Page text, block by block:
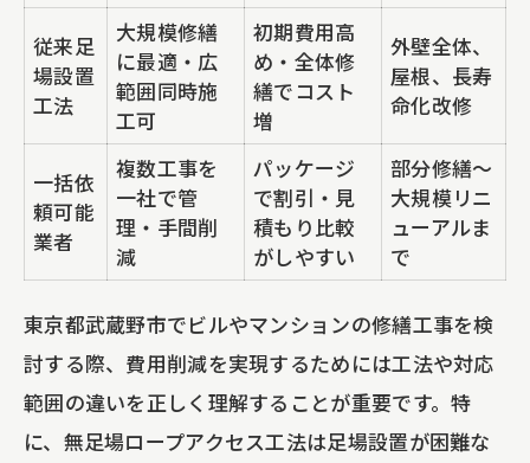
中規模修繕工事との違いと選び方のコツ
無足場工法による工期短縮のメリット
外壁雨漏り・窓回り雨漏りトラブルを未
然に防ぐ
タイル補修・外壁塗装の適切なタイミン
グ
無足場工法がもたらす窓回り雨漏り解決策
窓回り雨漏りを防ぐ無足場工法の比較表
中規模修繕工事に役立つ最新技術の紹介
外壁塗装やタイル補修の費用を抑える方
法
従来足
場設置
工法
大規模修繕
に最適・広
範囲同時施
工可
初期費用高
め・全体修
繕でコスト
増
外壁全体、
屋根、長寿
命化改修
一括依
頼可能
業者
複数工事を
一社で管
理・手間削
減
パッケージ
で割引・見
積もり比較
がしやすい
部分修繕〜
大規模リニ
ューアルま
で
東京都武蔵野市でビルやマンションの修繕工事を検
討する際、費用削減を実現するためには工法や対応
範囲の違いを正しく理解することが重要です。特
に、無足場ロープアクセス工法は足場設置が困難な